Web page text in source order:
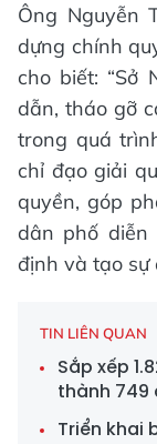
Ông Nguyễn
dựng chính
cho biết: “Sở
dẫn, tháo gỡ
trong quá
chỉ đạo giải
quyền, góp
dân phố diễn
định và tạo sự
TIN LIÊN QUAN
Sắp xếp
thành 749
Triển khai